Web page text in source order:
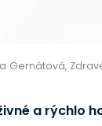
Gernátová,
a rýchlo